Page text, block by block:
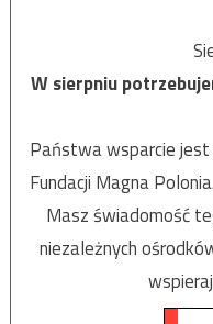
W sierpniu
Państwa wsparcie jest
Fundacji Magna Polonia.
Masz świadomość
niezależnych